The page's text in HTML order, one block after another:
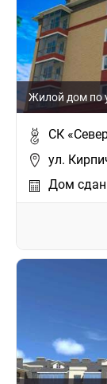
Жилой дом по
СК
ул.
Дом сдан